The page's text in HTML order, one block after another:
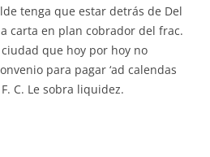
tenga que estar detrás de Del
carta en plan cobrador del frac.
que hoy por hoy no
para pagar ‘ad calendas
C. Le sobra liquidez.